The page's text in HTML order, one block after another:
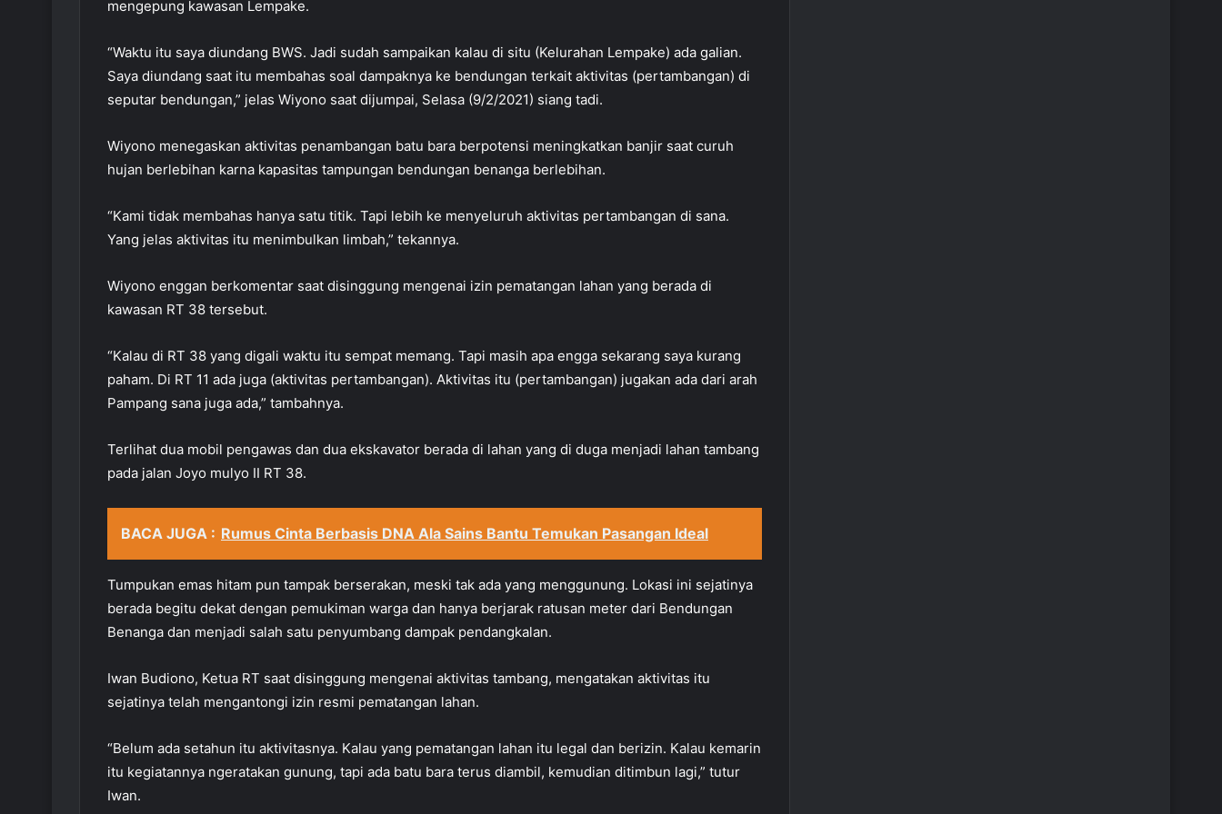
mengepung kawasan Lempake.
“Waktu itu saya diundang BWS. Jadi sudah sampaikan kalau di situ (Kelurahan Lempake) ada galian.
Saya diundang saat itu membahas soal dampaknya ke bendungan terkait aktivitas (pertambangan) di
seputar bendungan,” jelas Wiyono saat dijumpai, Selasa (9/2/2021) siang tadi.
Wiyono menegaskan aktivitas penambangan batu bara berpotensi meningkatkan banjir saat curuh
hujan berlebihan karna kapasitas tampungan bendungan benanga berlebihan.
“Kami tidak membahas hanya satu titik. Tapi lebih ke menyeluruh aktivitas pertambangan di sana.
Yang jelas aktivitas itu menimbulkan limbah,” tekannya.
Wiyono enggan berkomentar saat disinggung mengenai izin pematangan lahan yang berada di
kawasan RT 38 tersebut.
“Kalau di RT 38 yang digali waktu itu sempat memang. Tapi masih apa engga sekarang saya kurang
paham. Di RT 11 ada juga (aktivitas pertambangan). Aktivitas itu (pertambangan) jugakan ada dari arah
Pampang sana juga ada,” tambahnya.
Terlihat dua mobil pengawas dan dua ekskavator berada di lahan yang di duga menjadi lahan tambang
pada jalan Joyo mulyo II RT 38.
BACA JUGA : Rumus Cinta Berbasis DNA Ala Sains Bantu Temukan Pasangan Ideal
Tumpukan emas hitam pun tampak berserakan, meski tak ada yang menggunung. Lokasi ini sejatinya
berada begitu dekat dengan pemukiman warga dan hanya berjarak ratusan meter dari Bendungan
Benanga dan menjadi salah satu penyumbang dampak pendangkalan.
Iwan Budiono, Ketua RT saat disinggung mengenai aktivitas tambang, mengatakan aktivitas itu
sejatinya telah mengantongi izin resmi pematangan lahan.
“Belum ada setahun itu aktivitasnya. Kalau yang pematangan lahan itu legal dan berizin. Kalau kemarin
itu kegiatannya ngeratakan gunung, tapi ada batu bara terus diambil, kemudian ditimbun lagi,” tutur
Iwan.